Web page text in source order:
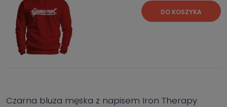
DO KOSZYKA
Czarna bluza męska z napisem Iron Therapy